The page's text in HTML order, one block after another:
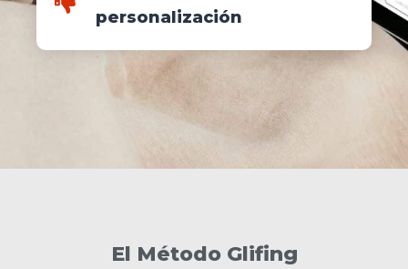
personalización
El Método Glifing